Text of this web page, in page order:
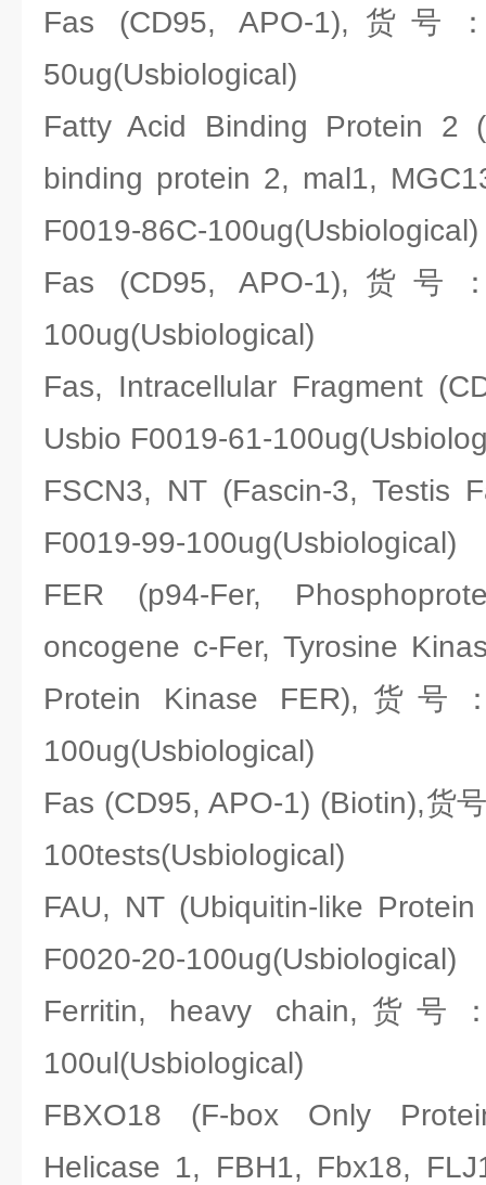
Fas (CD95, APO-1),货号
50ug(Usbiological)
Fatty Acid Binding Protein 2
binding protein 2, mal1,
F0019-86C-100ug(Usbiological)
Fas (CD95, APO-1),货号
100ug(Usbiological)
Fas, Intracellular Fragment
Usbio F0019-61-
FSCN3, NT (Fascin-3, Testis
F0019-99-100ug(Usbiological)
FER (p94-Fer,
oncogene c-Fer, Tyrosine
Protein Kinase FER),货号
100ug(Usbiological)
Fas (CD95, APO-1) (Biotin),货
100tests(Usbiological)
FAU, NT (Ubiquitin-like
F0020-20-100ug(Usbiological)
Ferritin, heavy chain,货号
100ul(Usbiological)
FBXO18 (F-box Only
Helicase 1, FBH1, Fbx18,